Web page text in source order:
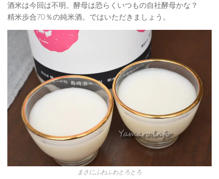
酒米は今回は不明。酵母は恐らくいつもの自社酵母かな？
精米歩合70％の純米酒。ではいただきましょう。
まさにふわふわとろとろ